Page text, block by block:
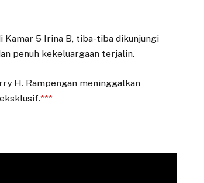
Kamar 5 Irina B, tiba-tiba dikunjungi
penuh kekeluargaan terjalin.
H. Rampengan meninggalkan
***